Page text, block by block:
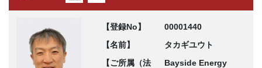
【登録No】
00001440
【名前】
タカギユウト
【ご所属（法
Bayside Energy